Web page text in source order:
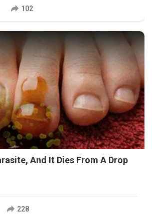
102
And It Dies From A Drop
228